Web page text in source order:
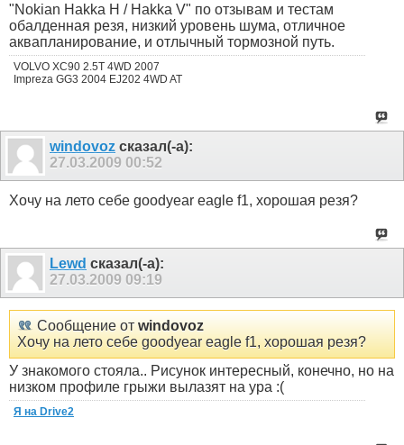
"Nokian Hakka H / Hakka V" по отзывам и тестам
обалденная резя, низкий уровень шума, отличное
аквапланирование, и отлычный тормозной путь.
VOLVO XC90 2.5T 4WD 2007
Impreza GG3 2004 EJ202 4WD AT
windovoz сказал(-а):
27.03.2009 00:52
Хочу на лето себе goodyear eagle f1, хорошая резя?
Lewd сказал(-а):
27.03.2009 09:19
Сообщение от windovoz
Хочу на лето себе goodyear eagle f1, хорошая резя?
У знакомого стояла.. Рисунок интересный, конечно, но на
низком профиле грыжи вылазят на ура :(
Я на Drive2